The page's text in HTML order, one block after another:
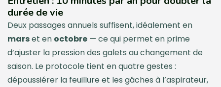
durée de vie
Deux passages annuels suffisent, idéalement en
marset en octobre — ce qui permet en prime
d’ajuster la pression des galets au changement de
saison. Le protocole tient en quatre gestes :
dépoussiérer la feuillure et les gâches à l’aspirateur,